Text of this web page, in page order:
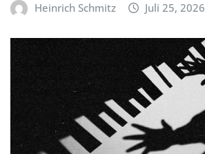
Heinrich Schmitz Juli 25, 2026